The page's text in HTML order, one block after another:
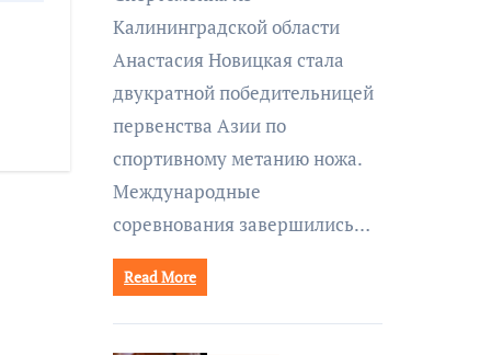
метанию ножа
Калининградской области
Анастасия Новицкая стала
двукратной победительницей
первенства Азии по
спортивному метанию ножа.
Международные
соревнования завершились…
Read More